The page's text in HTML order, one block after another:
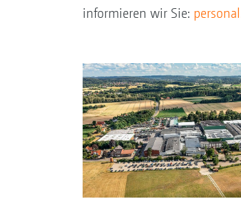
informieren wir Sie: